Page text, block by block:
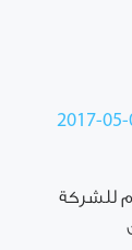
2017-05-
للشركة